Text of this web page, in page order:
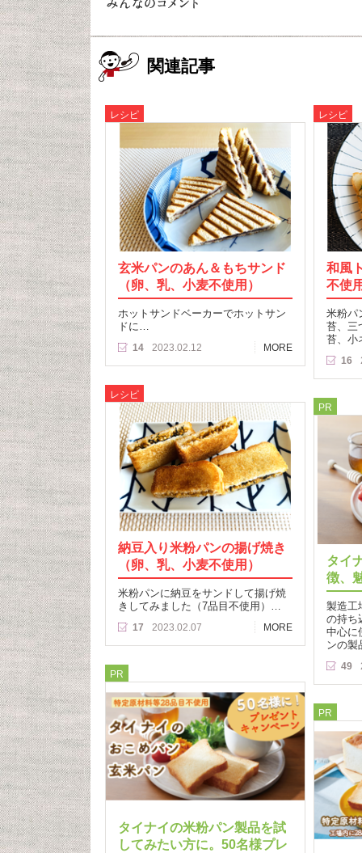
関連記事
レシピ
玄米パンのあん＆もちサンド
（卵、乳、小麦不使用）
ホットサンドベーカーでホットサン
ドに…
14 2023.02.12 MORE
レシピ
和風
不使
米粉パ
苔、三
苔、小
16
レシピ
納豆入り米粉パンの揚げ焼き
（卵、乳、小麦不使用）
米粉パンに納豆をサンドして揚げ焼
きしてみました（7品目不使用）…
17 2023.02.07 MORE
PR
タイ
徴、
製造工
の持ち
中心に
ンの
49
PR
タイナイの米粉パン製品を試
してみたい方に。50名様プレ
PR